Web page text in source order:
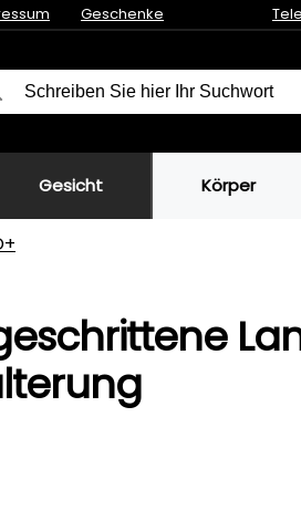
Geschenke
Gesicht Körper